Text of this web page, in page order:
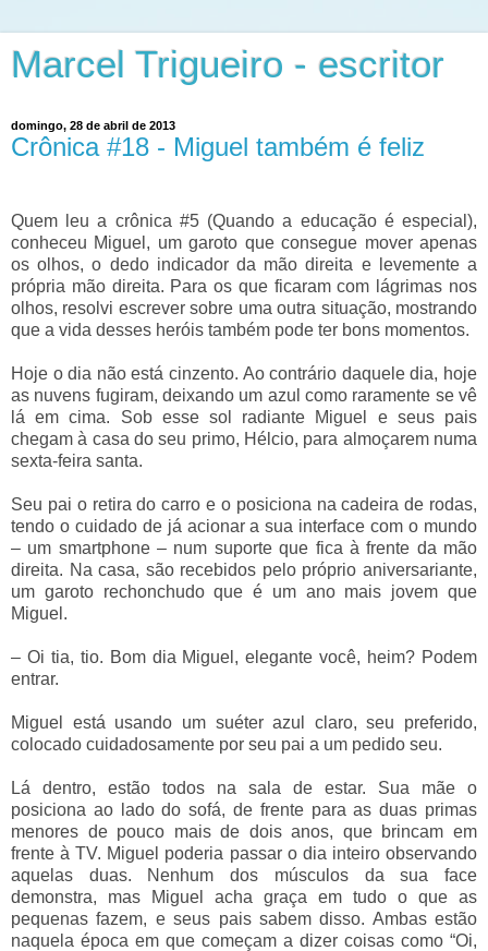
Marcel Trigueiro - escritor
domingo, 28 de abril de 2013
Crônica #18 - Miguel também é feliz
Quem leu a crônica #5 (Quando a educação é especial),
conheceu Miguel, um garoto que consegue mover apenas
os olhos, o dedo indicador da mão direita e levemente a
própria mão direita. Para os que ficaram com lágrimas nos
olhos, resolvi escrever sobre uma outra situação, mostrando
que a vida desses heróis também pode ter bons momentos.
Hoje o dia não está cinzento. Ao contrário daquele dia, hoje
as nuvens fugiram, deixando um azul como raramente se vê
lá em cima. Sob esse sol radiante Miguel e seus pais
chegam à casa do seu primo, Hélcio, para almoçarem numa
sexta-feira santa.
Seu pai o retira do carro e o posiciona na cadeira de rodas,
tendo o cuidado de já acionar a sua interface com o mundo
– um smartphone – num suporte que fica à frente da mão
direita. Na casa, são recebidos pelo próprio aniversariante,
um garoto rechonchudo que é um ano mais jovem que
Miguel.
– Oi tia, tio. Bom dia Miguel, elegante você, heim? Podem
entrar.
Miguel está usando um suéter azul claro, seu preferido,
colocado cuidadosamente por seu pai a um pedido seu.
Lá dentro, estão todos na sala de estar. Sua mãe o
posiciona ao lado do sofá, de frente para as duas primas
menores de pouco mais de dois anos, que brincam em
frente à TV. Miguel poderia passar o dia inteiro observando
aquelas duas. Nenhum dos músculos da sua face
demonstra, mas Miguel acha graça em tudo o que as
pequenas fazem, e seus pais sabem disso. Ambas estão
naquela época em que começam a dizer coisas como “Oi,